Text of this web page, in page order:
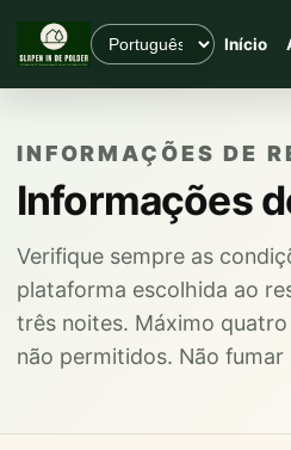
Início
INFORMAÇÕES DE
Informações
Verifique sempre as
plataforma escolhida ao
três noites. Máximo
não permitidos. Não fumar